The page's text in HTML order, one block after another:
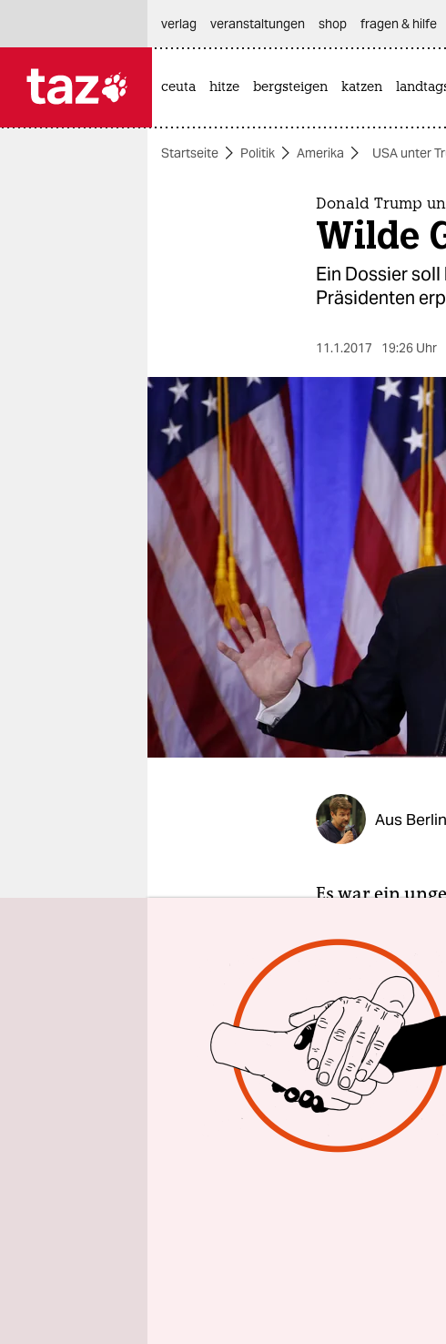
themen
berlin
nord
wahrheit
verlag
verlag
veranstaltungen
shop
fragen & hilfe
unterstützen
abo
verlag
veranstaltungen shop fragen & hilfe
ceuta hitze bergsteigen katzen
Startseite Politik Amerika USA unter
Donald Trump
Wilde
Ein Dossier
Präsidenten
11.1.2017 19:26 Uhr
Aus Berlin
Es war ein
lediglich
Reihe von
begrüßten.
Trump und
die nicht
den
nach
seien
das